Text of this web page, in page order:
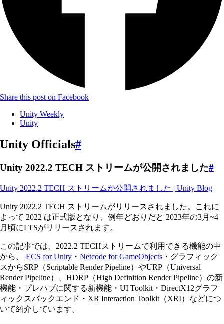
Share this post on Facebook
Unity Weekly
Unity
Unity Officials#
Unity 2022.2 TECH ストリームが公開されました#
Unity 2022.2 TECH ストリームが公開されました | Unity Blog
Unity 2022.2 TECH ストリームがリリースされました。これに
よって 2022 は正式版となり、例年どおりだと 2023年の3月~4
月頃にLTSがリリースされます。
この記事では、2022.2 TECHストリームで利用できる機能の中
から、 ECS for Unity ・ Netcode for GameObjects ・グラフィック
スからSRP（Scriptable Render Pipeline）やURP（Universal
Render Pipeline）、HDRP（High Definition Render Pipeline）の新
機能・プレハブに関する新機能・UI Toolkit・DirectX12グラフ
ィックスバックエンド・XR Interaction Toolkit（XRI）などにつ
いて紹介しています。